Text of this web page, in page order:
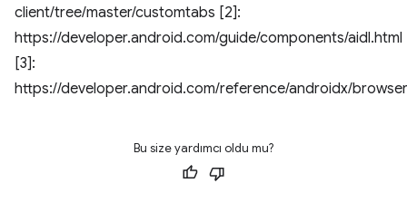
client/tree/master/customtabs [2]:
https://developer.android.com/guide/components/aidl.html
[3]:
https://developer.android.com/reference/androidx/
Bu size yardımcı oldu mu?